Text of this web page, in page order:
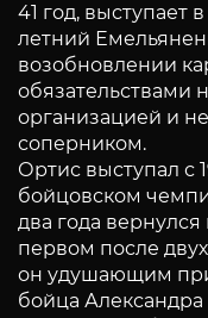
41 год, выступает
летний
возобновлении
обязательствами
организацией и
соперником.
Ортис выступал с
бойцовском
два года
первом после
он удушающим
бойца